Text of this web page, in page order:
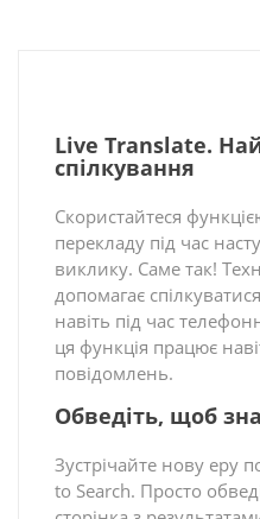
Live Translate.
спілкування
Скористайтеся
перекладу під час
виклику. Саме так!
допомагає
навіть під час
ця функція працює
повідомлень.
Обведіть, щоб
Зустрічайте нову еру
to Search. Просто